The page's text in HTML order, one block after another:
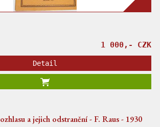
1 000,- CZK
Detail
a jejich odstranění - F. Raus - 1930